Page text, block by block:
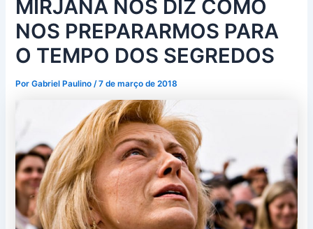
MIRJANA NOS DIZ COMO
NOS PREPARARMOS PARA
O TEMPO DOS SEGREDOS
PorGabriel Paulino/7 de março de 2018